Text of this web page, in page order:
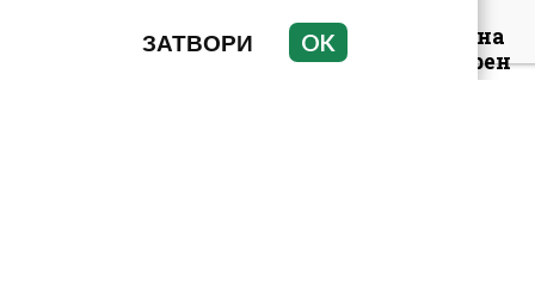
Луксозният майбах на
Митьо Очите опожарен
заради балони с райски
ЗАТВОРИ OK